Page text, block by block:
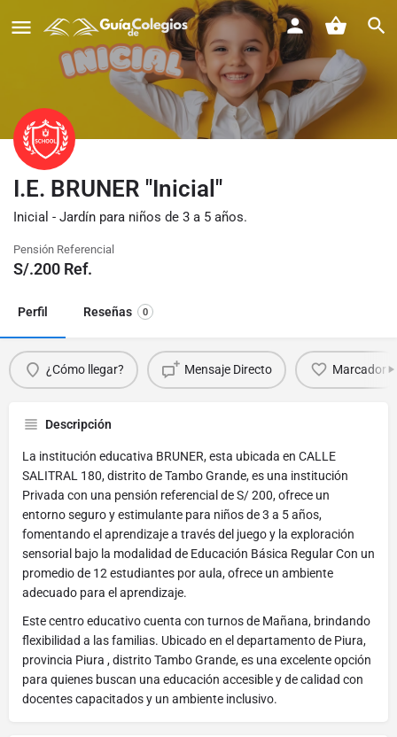
I.E. BRUNER "Inicial"
Inicial - Jardín para niños de 3 a 5 años.
Pensión Referencial
S/.200 Ref.
Perfil Reseñas 0
¿Cómo llegar? Mensaje Directo Marcador
Descripción
La institución educativa BRUNER, esta ubicada en CALLE
SALITRAL 180, distrito de Tambo Grande, es una institución
Privada con una pensión referencial de S/ 200, ofrece un
entorno seguro y estimulante para niños de 3 a 5 años,
fomentando el aprendizaje a través del juego y la exploración
sensorial bajo la modalidad de Educación Básica Regular Con un
promedio de 12 estudiantes por aula, ofrece un ambiente
adecuado para el aprendizaje.
Este centro educativo cuenta con turnos de Mañana, brindando
flexibilidad a las familias. Ubicado en el departamento de Piura,
provincia Piura , distrito Tambo Grande, es una excelente opción
para quienes buscan una educación accesible y de calidad con
docentes capacitados y un ambiente inclusivo.